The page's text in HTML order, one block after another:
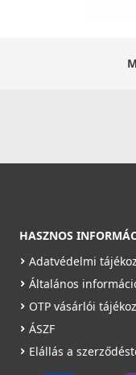
HASZNOS
Adatvédelmi
Általános
OTP vásárlói
ÁSZF
Elállás a